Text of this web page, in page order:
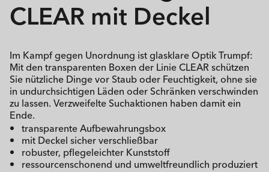
CLEAR mit Deckel
Im Kampf gegen Unordnung ist glasklare Optik Trumpf:
Mit den transparenten Boxen der Linie CLEAR schützen
Sie nützliche Dinge vor Staub oder Feuchtigkeit, ohne sie
in undurchsichtigen Läden oder Schränken verschwinden
zu lassen. Verzweifelte Suchaktionen haben damit ein
Ende.
transparente Aufbewahrungsbox
mit Deckel sicher verschließbar
robuster, pflegeleichter Kunststoff
ressourcenschonend und umweltfreundlich produziert